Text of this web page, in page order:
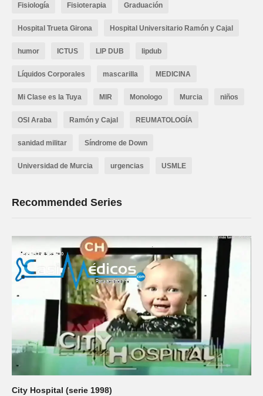
Fisiología Fisioterapia Graduación
Hospital Trueta Girona Hospital Universitario Ramón y Cajal
humor ICTUS LIP DUB lipdub
Líquidos Corporales mascarilla MEDICINA
Mi Clase es la Tuya MIR Monologo Murcia niños
OSI Araba Ramón y Cajal REUMATOLOGÍA
sanidad militar Síndrome de Down
Universidad de Murcia urgencias USMLE
Recommended Series
City Hospital (serie 1998)